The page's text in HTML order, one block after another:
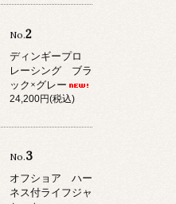
No.2
ディンギープロ
レーシング ブラ
ック×グレー
24,200円(税込)
No.3
オフショア ハー
ネス付ライフジャ